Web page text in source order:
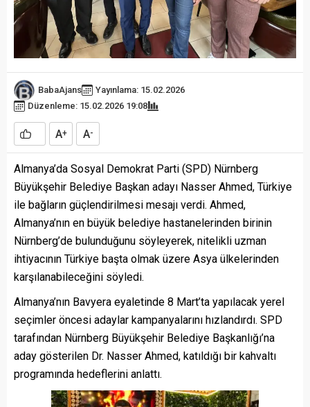
BabaAjans
Yayınlama: 15.02.2026
Düzenleme: 15.02.2026 19:08
A+ A-
Almanya’da Sosyal Demokrat Parti (SPD) Nürnberg
Büyükşehir Belediye Başkan adayı Nasser Ahmed, Türkiye
ile bağların güçlendirilmesi mesajı verdi. Ahmed,
Almanya’nın en büyük belediye hastanelerinden birinin
Nürnberg’de bulunduğunu söyleyerek, nitelikli uzman
ihtiyacının Türkiye başta olmak üzere Asya ülkelerinden
karşılanabileceğini söyledi.
Almanya’nın Bavyera eyaletinde 8 Mart’ta yapılacak yerel
seçimler öncesi adaylar kampanyalarını hızlandırdı. SPD
tarafından Nürnberg Büyükşehir Belediye Başkanlığı’na
aday gösterilen Dr. Nasser Ahmed, katıldığı bir kahvaltı
programında hedeflerini anlattı.